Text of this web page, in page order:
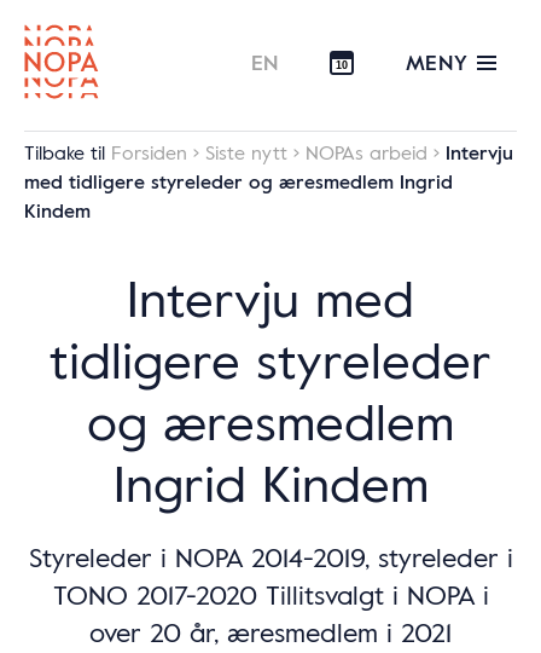
EN 10 MENY
Tilbake til Forsiden Siste nytt NOPAs arbeid
Intervju
med tidligere styreleder og æresmedlem Ingrid
Kindem
Intervju med
tidligere styreleder
og æresmedlem
Ingrid Kindem
Styreleder i NOPA 2014-2019, styreleder i
TONO 2017-2020 Tillitsvalgt i NOPA i
over 20 år, æresmedlem i 2021